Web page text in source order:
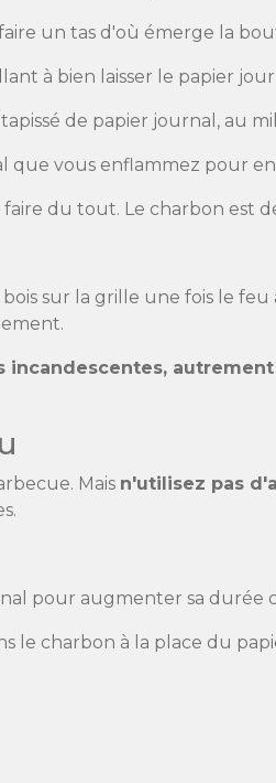
un tas d'où émerge la
à bien laisser le papier
de papier journal, au
vous enflammez pour
du tout. Le charbon est
sur la grille une fois le
Mais n'utilisez pas
pour augmenter sa durée
le charbon à la place du